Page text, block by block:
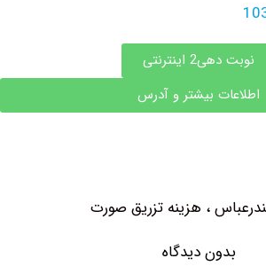
بیشتر و آدرس
، هزینه تزریق صورت
دیدگاه